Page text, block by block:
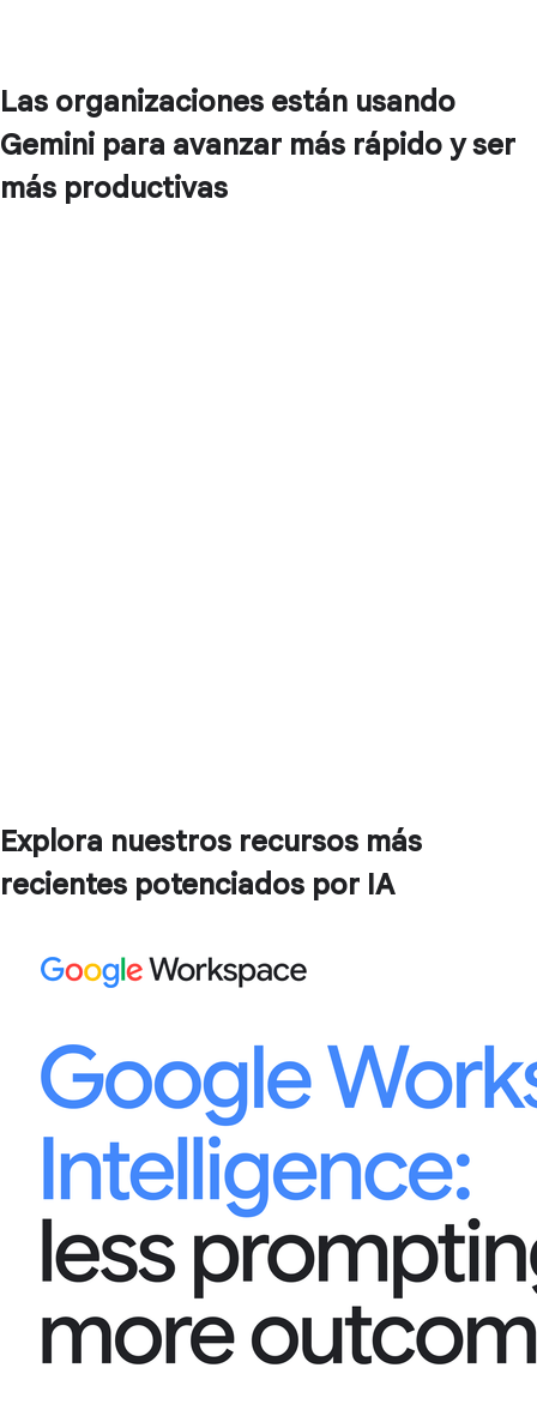
Las organizaciones están usando
Gemini para avanzar más rápido y ser
más productivas
Explora nuestros recursos más
recientes potenciados por IA